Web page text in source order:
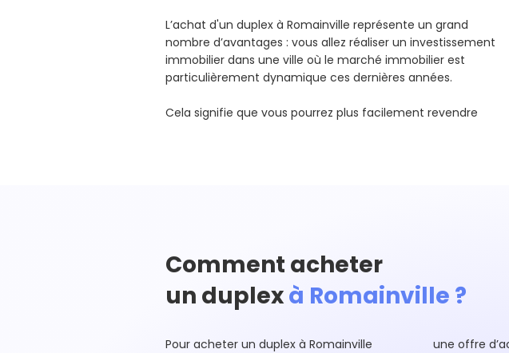
L’achat d'un duplex à Romainville représente un grand
nombre d’avantages : vous allez réaliser un investissement
immobilier dans une ville où le marché immobilier est
particulièrement dynamique ces dernières années.
Cela signifie que vous pourrez plus facilement revendre
Comment acheter
un duplexà Romainville ?
Pour acheter un duplex à Romainville
une offre